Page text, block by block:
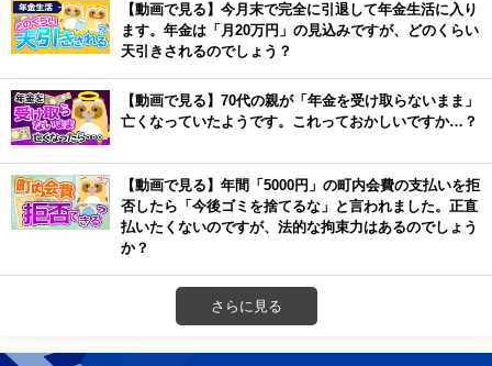
【動画で見る】今月末で完全に引退して年金生活に入り
ます。年金は「月20万円」の見込みですが、どのくらい
天引きされるのでしょう？
【動画で見る】70代の親が「年金を受け取らないまま」
亡くなっていたようです。これっておかしいですか…？
【動画で見る】年間「5000円」の町内会費の支払いを拒
否したら「今後ゴミを捨てるな」と言われました。正直
払いたくないのですが、法的な拘束力はあるのでしょう
か？
さらに見る